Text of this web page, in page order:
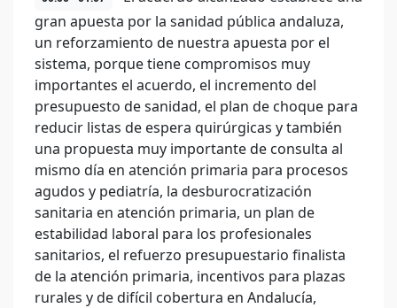
gran apuesta por la sanidad pública andaluza,
un reforzamiento de nuestra apuesta por el
sistema, porque tiene compromisos muy
importantes el acuerdo, el incremento del
presupuesto de sanidad, el plan de choque para
reducir listas de espera quirúrgicas y también
una propuesta muy importante de consulta al
mismo día en atención primaria para procesos
agudos y pediatría, la desburocratización
sanitaria en atención primaria, un plan de
estabilidad laboral para los profesionales
sanitarios, el refuerzo presupuestario finalista
de la atención primaria, incentivos para plazas
rurales y de difícil cobertura en Andalucía,